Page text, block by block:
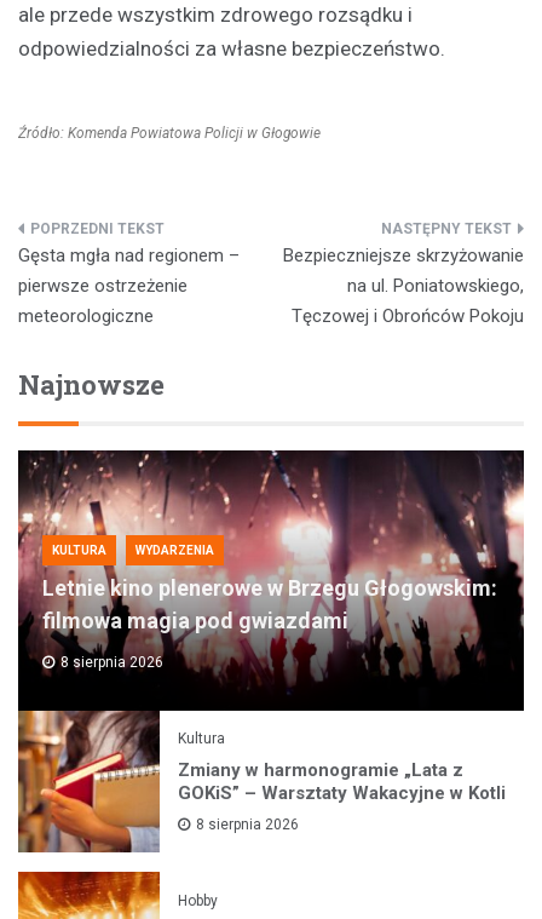
ale przede wszystkim zdrowego rozsądku i
odpowiedzialności za własne bezpieczeństwo.
Źródło: Komenda Powiatowa Policji w Głogowie
Nawigacja
wpisu
Gęsta mgła nad regionem –
pierwsze ostrzeżenie
meteorologiczne
Bezpieczniejsze skrzyżowanie
na ul. Poniatowskiego,
Tęczowej i Obrońców Pokoju
Najnowsze
KULTURA WYDARZENIA
Letnie kino plenerowe w Brzegu Głogowskim:
filmowa magia pod gwiazdami
8 sierpnia 2026
Kultura
Zmiany w harmonogramie „Lata z
GOKiS” – Warsztaty Wakacyjne w Kotli
8 sierpnia 2026
Hobby